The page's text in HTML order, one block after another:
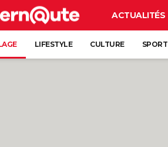
ACTUALITÉS
LIFESTYLE CULTURE SPORT